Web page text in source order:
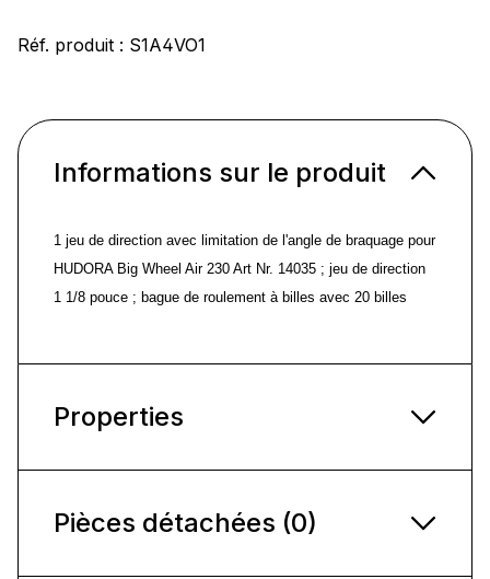
Réf. produit : S1A4VO1
Informations sur le produit
1 jeu de direction avec limitation de l'angle de braquage pour
HUDORA Big Wheel Air 230 Art Nr. 14035 ; jeu de direction
1 1/8 pouce ; bague de roulement à billes avec 20 billes
Properties
Pièces détachées (0)